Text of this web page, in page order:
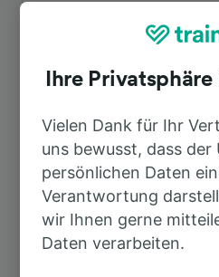
Nach Amiens
Nach Amsterdam
Ihre
Vielen Dank für Ihr
uns bewusst, dass
persönlichen Daten
Verantwortung
wir Ihnen gerne
Daten verarbeiten.